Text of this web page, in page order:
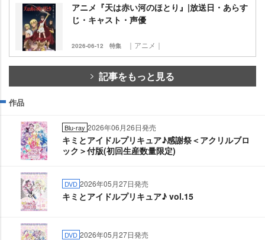
アニメ『天は赤い河のほとり』|放送日・あらす
じ・キャスト・声優
2026-06-12 特集 ｜アニメ｜
記事をもっと見る
作品
Blu-ray 2026年06月26日発売
キミとアイドルプリキュア♪感謝祭＜アクリルブロ
ック＞付版(初回生産数量限定)
DVD 2026年05月27日発売
キミとアイドルプリキュア♪ vol.15
DVD 2026年05月27日発売